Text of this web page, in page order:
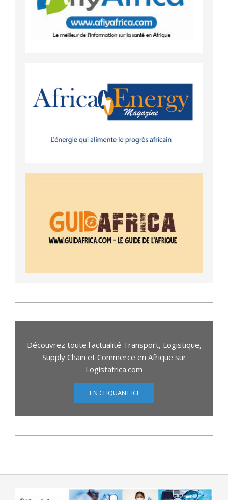
Découvrez toute l'actualité Transport, Logistique,
Supply Chain et Commerce en Afrique sur
Logistafrica.com
EN CLIQUANT ICI